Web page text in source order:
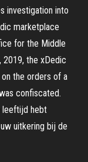
investigation into
marketplace
for the Middle
2019, the xDedic
the orders of a
confiscated.
leeftijd hebt
uitkering bij de